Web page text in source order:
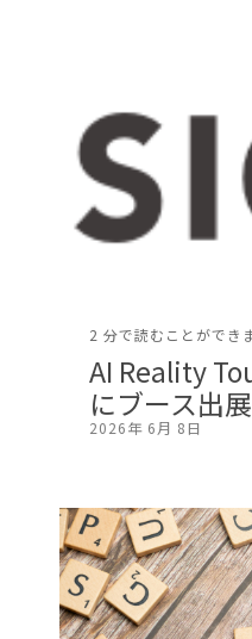
2 分で読むことができま
AI Reality
にブース出
2026年 6月 8日